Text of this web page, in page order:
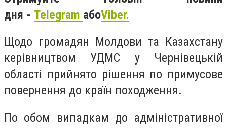
дня - Telegram абоViber.
Щодо громадян Молдови та Казахстану
керівництвом УДМС у Чернівецькій
області прийнято рішення по примусове
повернення до країн походження.
По обом випадкам до адміністративної